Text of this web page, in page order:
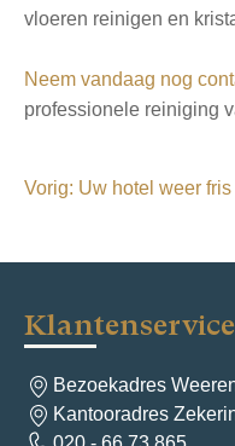
vloeren reinigen en
Neem vandaag nog
professionele reiniging
B
r
i
c
h
t
Vorig: Uw hotel weer fris
Klantenservice
Bezoekadres
Kantooradres